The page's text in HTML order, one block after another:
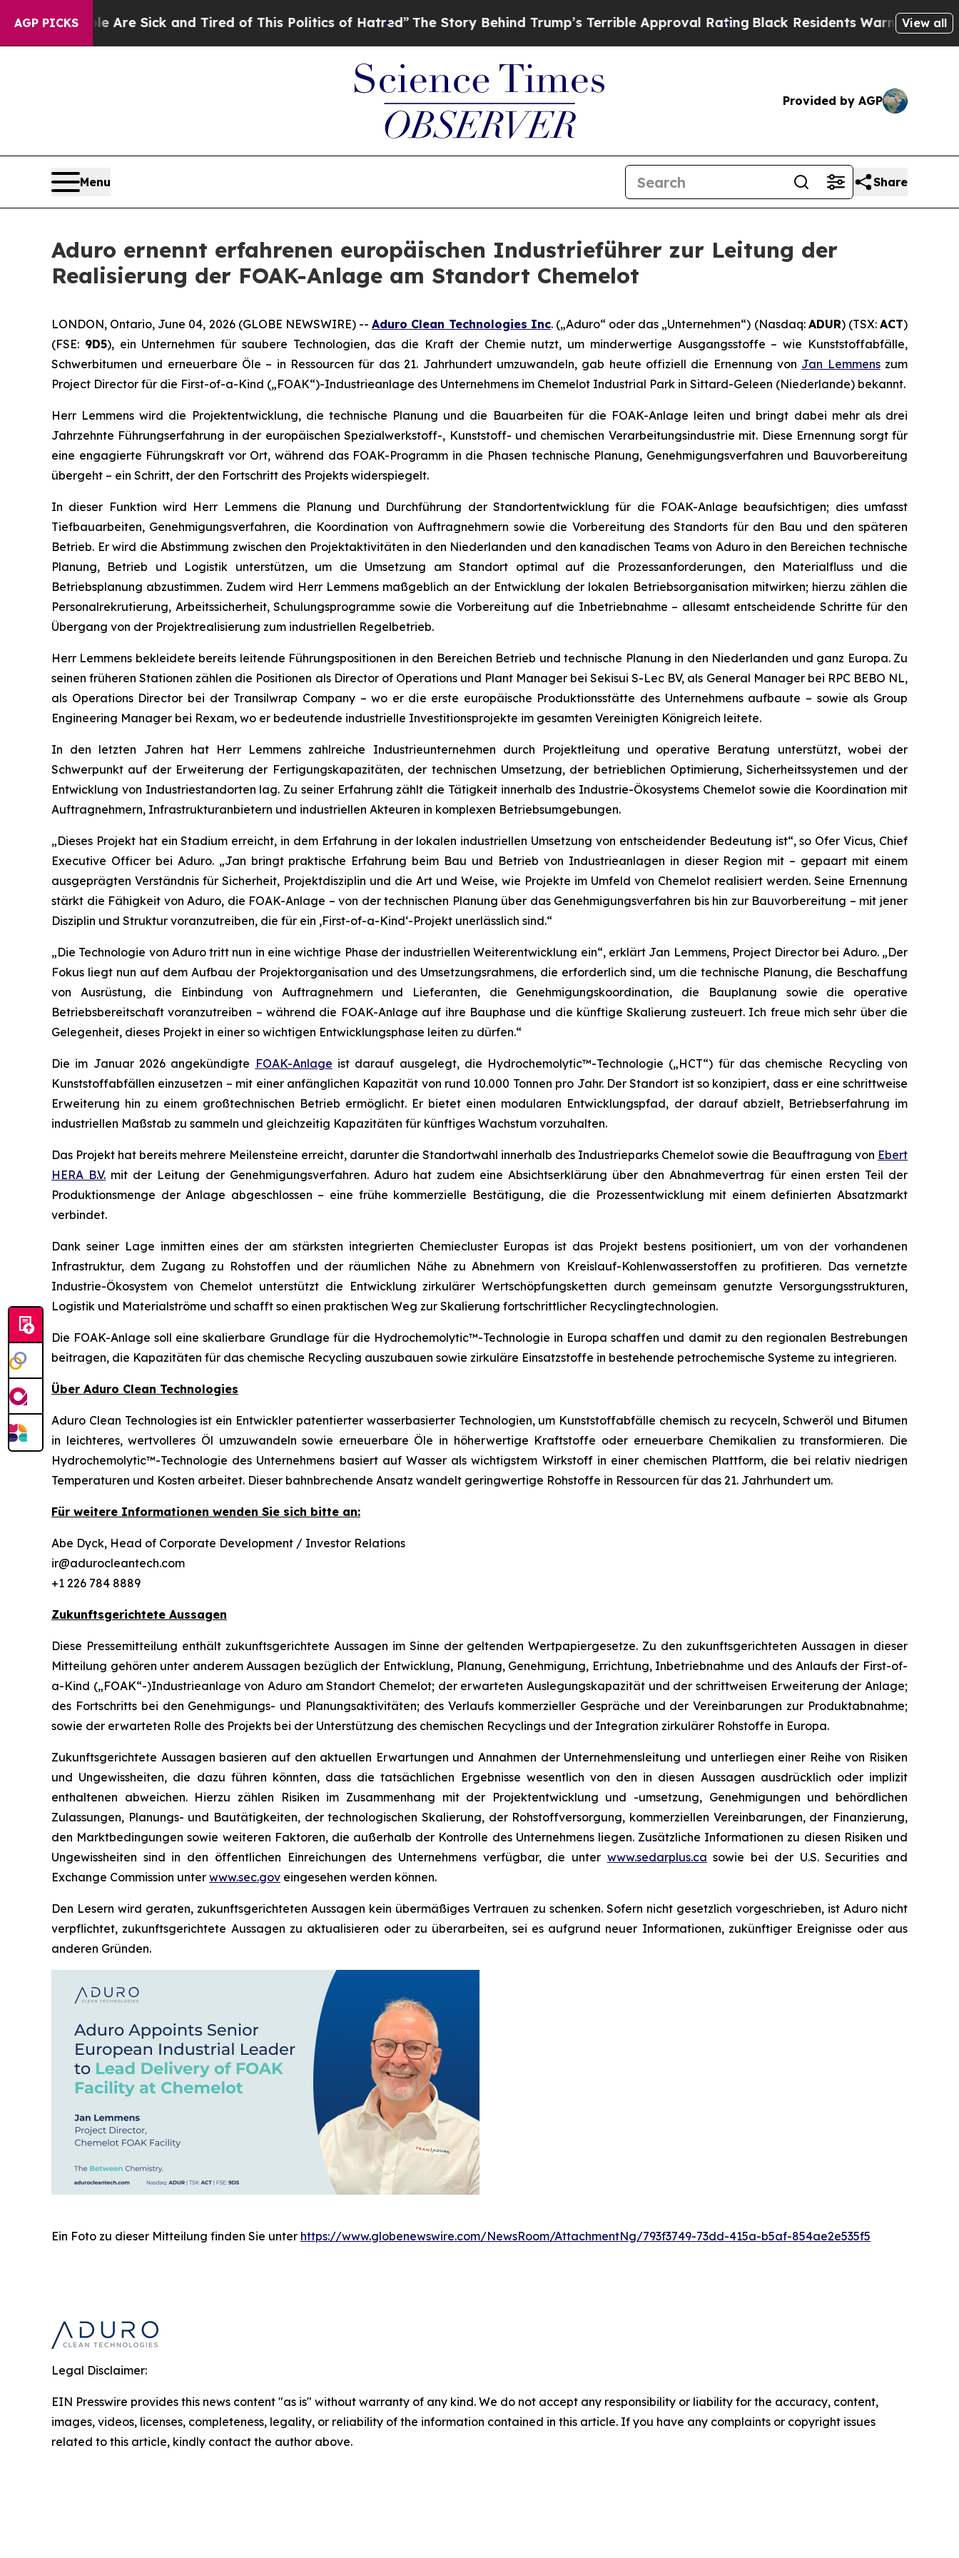
AGP PICKS
Are Sick and Tired of This Politics of Hatred”The Story Behind Trump’s Terrible Approval RatingBlack Residents Warned of Abusive Cops
View all
Provided by AGP
Menu Share
Aduro ernennt erfahrenen europäischen Industrieführer zur Leitung der
Realisierung der FOAK-Anlage am Standort Chemelot
LONDON, Ontario, June 04, 2026 (GLOBE NEWSWIRE) --Aduro Clean Technologies Inc. („Aduro“ oder das „Unternehmen“) (Nasdaq: ADUR) (TSX:ACT)
(FSE: 9D5), ein Unternehmen für saubere Technologien, das die Kraft der Chemie nutzt, um minderwertige Ausgangsstoffe – wie Kunststoffabfälle,
Schwerbitumen und erneuerbare Öle – in Ressourcen für das 21. Jahrhundert umzuwandeln, gab heute offiziell die Ernennung von Jan Lemmenszum
Project Director für die First-of-a-Kind („FOAK“)-Industrieanlage des Unternehmens im Chemelot Industrial Park in Sittard-Geleen (Niederlande) bekannt.
Herr Lemmens wird die Projektentwicklung, die technische Planung und die Bauarbeiten für die FOAK-Anlage leiten und bringt dabei mehr als drei
Jahrzehnte Führungserfahrung in der europäischen Spezialwerkstoff-, Kunststoff- und chemischen Verarbeitungsindustrie mit. Diese Ernennung sorgt für
eine engagierte Führungskraft vor Ort, während das FOAK-Programm in die Phasen technische Planung, Genehmigungsverfahren und Bauvorbereitung
übergeht – ein Schritt, der den Fortschritt des Projekts widerspiegelt.
In dieser Funktion wird Herr Lemmens die Planung und Durchführung der Standortentwicklung für die FOAK-Anlage beaufsichtigen; dies umfasst
Tiefbauarbeiten, Genehmigungsverfahren, die Koordination von Auftragnehmern sowie die Vorbereitung des Standorts für den Bau und den späteren
Betrieb. Er wird die Abstimmung zwischen den Projektaktivitäten in den Niederlanden und den kanadischen Teams von Aduro in den Bereichen technische
Planung, Betrieb und Logistik unterstützen, um die Umsetzung am Standort optimal auf die Prozessanforderungen, den Materialfluss und die
Betriebsplanung abzustimmen. Zudem wird Herr Lemmens maßgeblich an der Entwicklung der lokalen Betriebsorganisation mitwirken; hierzu zählen die
Personalrekrutierung, Arbeitssicherheit, Schulungsprogramme sowie die Vorbereitung auf die Inbetriebnahme – allesamt entscheidende Schritte für den
Übergang von der Projektrealisierung zum industriellen Regelbetrieb.
Herr Lemmens bekleidete bereits leitende Führungspositionen in den Bereichen Betrieb und technische Planung in den Niederlanden und ganz Europa. Zu
seinen früheren Stationen zählen die Positionen als Director of Operations und Plant Manager bei Sekisui S-Lec BV, als General Manager bei RPC BEBO NL,
als Operations Director bei der Transilwrap Company – wo er die erste europäische Produktionsstätte des Unternehmens aufbaute – sowie als Group
Engineering Manager bei Rexam, wo er bedeutende industrielle Investitionsprojekte im gesamten Vereinigten Königreich leitete.
In den letzten Jahren hat Herr Lemmens zahlreiche Industrieunternehmen durch Projektleitung und operative Beratung unterstützt, wobei der
Schwerpunkt auf der Erweiterung der Fertigungskapazitäten, der technischen Umsetzung, der betrieblichen Optimierung, Sicherheitssystemen und der
Entwicklung von Industriestandorten lag. Zu seiner Erfahrung zählt die Tätigkeit innerhalb des Industrie-Ökosystems Chemelot sowie die Koordination mit
Auftragnehmern, Infrastrukturanbietern und industriellen Akteuren in komplexen Betriebsumgebungen.
„Dieses Projekt hat ein Stadium erreicht, in dem Erfahrung in der lokalen industriellen Umsetzung von entscheidender Bedeutung ist“, so Ofer Vicus, Chief
Executive Officer bei Aduro. „Jan bringt praktische Erfahrung beim Bau und Betrieb von Industrieanlagen in dieser Region mit – gepaart mit einem
ausgeprägten Verständnis für Sicherheit, Projektdisziplin und die Art und Weise, wie Projekte im Umfeld von Chemelot realisiert werden. Seine Ernennung
stärkt die Fähigkeit von Aduro, die FOAK-Anlage – von der technischen Planung über das Genehmigungsverfahren bis hin zur Bauvorbereitung – mit jener
Disziplin und Struktur voranzutreiben, die für ein ‚First-of-a-Kind‘-Projekt unerlässlich sind.“
„Die Technologie von Aduro tritt nun in eine wichtige Phase der industriellen Weiterentwicklung ein“, erklärt Jan Lemmens, Project Director bei Aduro. „Der
Fokus liegt nun auf dem Aufbau der Projektorganisation und des Umsetzungsrahmens, die erforderlich sind, um die technische Planung, die Beschaffung
von Ausrüstung, die Einbindung von Auftragnehmern und Lieferanten, die Genehmigungskoordination, die Bauplanung sowie die operative
Betriebsbereitschaft voranzutreiben – während die FOAK-Anlage auf ihre Bauphase und die künftige Skalierung zusteuert. Ich freue mich sehr über die
Gelegenheit, dieses Projekt in einer so wichtigen Entwicklungsphase leiten zu dürfen.“
Die im Januar 2026 angekündigte FOAK-Anlage ist darauf ausgelegt, die Hydrochemolytic™-Technologie („HCT“) für das chemische Recycling von
Kunststoffabfällen einzusetzen – mit einer anfänglichen Kapazität von rund 10.000 Tonnen pro Jahr. Der Standort ist so konzipiert, dass er eine schrittweise
Erweiterung hin zu einem großtechnischen Betrieb ermöglicht. Er bietet einen modularen Entwicklungspfad, der darauf abzielt, Betriebserfahrung im
industriellen Maßstab zu sammeln und gleichzeitig Kapazitäten für künftiges Wachstum vorzuhalten.
Das Projekt hat bereits mehrere Meilensteine erreicht, darunter die Standortwahl innerhalb des Industrieparks Chemelot sowie die Beauftragung von Ebert
HERA B.V. mit der Leitung der Genehmigungsverfahren. Aduro hat zudem eine Absichtserklärung über den Abnahmevertrag für einen ersten Teil der
Produktionsmenge der Anlage abgeschlossen – eine frühe kommerzielle Bestätigung, die die Prozessentwicklung mit einem definierten Absatzmarkt
verbindet.
Dank seiner Lage inmitten eines der am stärksten integrierten Chemiecluster Europas ist das Projekt bestens positioniert, um von der vorhandenen
Infrastruktur, dem Zugang zu Rohstoffen und der räumlichen Nähe zu Abnehmern von Kreislauf-Kohlenwasserstoffen zu profitieren. Das vernetzte
Industrie-Ökosystem von Chemelot unterstützt die Entwicklung zirkulärer Wertschöpfungsketten durch gemeinsam genutzte Versorgungsstrukturen,
Logistik und Materialströme und schafft so einen praktischen Weg zur Skalierung fortschrittlicher Recyclingtechnologien.
Die FOAK-Anlage soll eine skalierbare Grundlage für die Hydrochemolytic™-Technologie in Europa schaffen und damit zu den regionalen Bestrebungen
beitragen, die Kapazitäten für das chemische Recycling auszubauen sowie zirkuläre Einsatzstoffe in bestehende petrochemische Systeme zu integrieren.
Über Aduro Clean Technologies
Aduro Clean Technologies ist ein Entwickler patentierter wasserbasierter Technologien, um Kunststoffabfälle chemisch zu recyceln, Schweröl und Bitumen
in leichteres, wertvolleres Öl umzuwandeln sowie erneuerbare Öle in höherwertige Kraftstoffe oder erneuerbare Chemikalien zu transformieren. Die
Hydrochemolytic™-Technologie des Unternehmens basiert auf Wasser als wichtigstem Wirkstoff in einer chemischen Plattform, die bei relativ niedrigen
Temperaturen und Kosten arbeitet. Dieser bahnbrechende Ansatz wandelt geringwertige Rohstoffe in Ressourcen für das 21. Jahrhundert um.
Für weitere Informationen wenden Sie sich bitte an:
Abe Dyck, Head of Corporate Development / Investor Relations
ir@adurocleantech.com
+1 226 784 8889
Zukunftsgerichtete Aussagen
Diese Pressemitteilung enthält zukunftsgerichtete Aussagen im Sinne der geltenden Wertpapiergesetze. Zu den zukunftsgerichteten Aussagen in dieser
Mitteilung gehören unter anderem Aussagen bezüglich der Entwicklung, Planung, Genehmigung, Errichtung, Inbetriebnahme und des Anlaufs der First-of-
a-Kind („FOAK“-)Industrieanlage von Aduro am Standort Chemelot; der erwarteten Auslegungskapazität und der schrittweisen Erweiterung der Anlage;
des Fortschritts bei den Genehmigungs- und Planungsaktivitäten; des Verlaufs kommerzieller Gespräche und der Vereinbarungen zur Produktabnahme;
sowie der erwarteten Rolle des Projekts bei der Unterstützung des chemischen Recyclings und der Integration zirkulärer Rohstoffe in Europa.
Zukunftsgerichtete Aussagen basieren auf den aktuellen Erwartungen und Annahmen der Unternehmensleitung und unterliegen einer Reihe von Risiken
und Ungewissheiten, die dazu führen könnten, dass die tatsächlichen Ergebnisse wesentlich von den in diesen Aussagen ausdrücklich oder implizit
enthaltenen abweichen. Hierzu zählen Risiken im Zusammenhang mit der Projektentwicklung und -umsetzung, Genehmigungen und behördlichen
Zulassungen, Planungs- und Bautätigkeiten, der technologischen Skalierung, der Rohstoffversorgung, kommerziellen Vereinbarungen, der Finanzierung,
den Marktbedingungen sowie weiteren Faktoren, die außerhalb der Kontrolle des Unternehmens liegen. Zusätzliche Informationen zu diesen Risiken und
Ungewissheiten sind in den öffentlichen Einreichungen des Unternehmens verfügbar, die unter www.sedarplus.ca sowie bei der U.S. Securities and
Exchange Commission unter www.sec.gov eingesehen werden können.
Den Lesern wird geraten, zukunftsgerichteten Aussagen kein übermäßiges Vertrauen zu schenken. Sofern nicht gesetzlich vorgeschrieben, ist Aduro nicht
verpflichtet, zukunftsgerichtete Aussagen zu aktualisieren oder zu überarbeiten, sei es aufgrund neuer Informationen, zukünftiger Ereignisse oder aus
anderen Gründen.
Ein Foto zu dieser Mitteilung finden Sie unter https://www.globenewswire.com/NewsRoom/AttachmentNg/793f3749-73dd-415a-b5af-854ae2e535f5
Legal Disclaimer:
EIN Presswire provides this news content "as is" without warranty of any kind. We do not accept any responsibility or liability for the accuracy, content,
images, videos, licenses, completeness, legality, or reliability of the information contained in this article. If you have any complaints or copyright issues
related to this article, kindly contact the author above.